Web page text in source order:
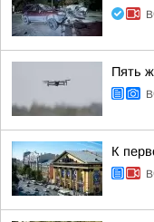
Пять
К